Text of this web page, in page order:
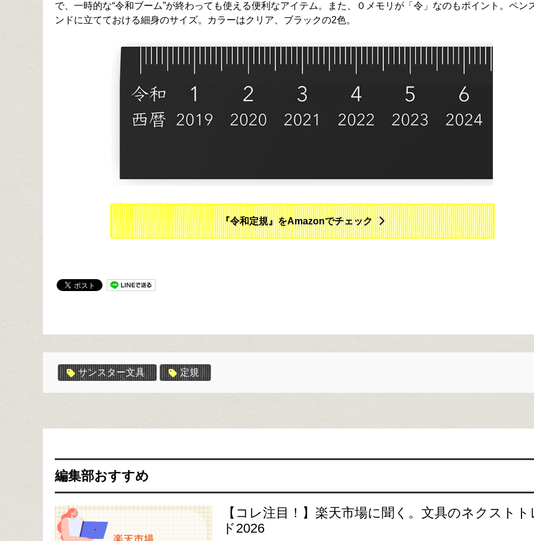
で、一時的な“令和ブーム”が終わっても使える便利なアイテム。また、０メモリが「令」なのもポイント。ペン
ンドに立てておける細身のサイズ。カラーはクリア、ブラックの2色。
『令和定規』をAmazonでチェック
サンスター文具 定規
編集部おすすめ
【コレ注目！】楽天市場に聞く。文具のネクストト
ド2026